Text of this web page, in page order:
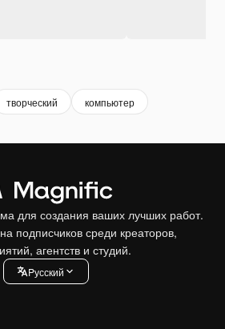
творческий компьютер
для создания ваших лучших работ.
подписчиков среди креаторов,
агентств и студий.
Pусский